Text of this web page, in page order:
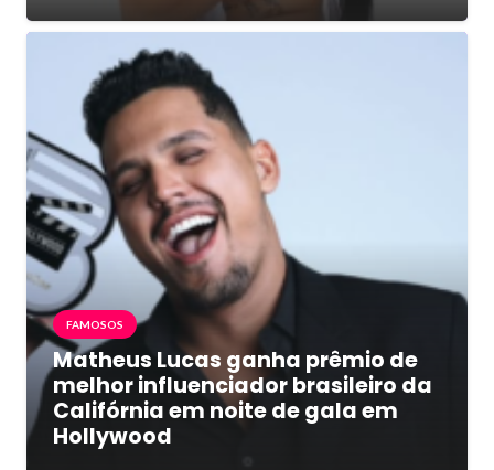
FAMOSOS
Matheus Lucas ganha prêmio de
melhor influenciador brasileiro da
Califórnia em noite de gala em
Hollywood